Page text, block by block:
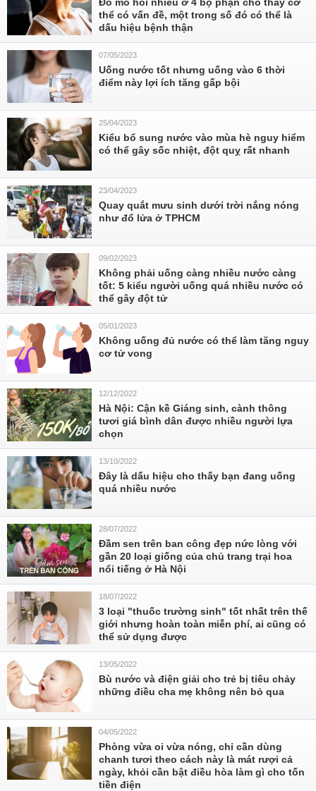
thể có vấn đề, một trong số đó có thể là
dấu hiệu bệnh thận
07/05/2023
Uống nước tốt nhưng uống vào 6 thời
điểm này lợi ích tăng gấp bội
25/04/2023
Kiểu bổ sung nước vào mùa hè nguy hiểm
có thể gây sốc nhiệt, đột quỵ rất nhanh
23/04/2023
Quay quắt mưu sinh dưới trời nắng nóng
như đổ lửa ở TPHCM
09/02/2023
Không phải uống càng nhiều nước càng
tốt: 5 kiểu người uống quá nhiều nước có
thể gây đột tử
05/01/2023
Không uống đủ nước có thể làm tăng nguy
cơ tử vong
12/12/2022
Hà Nội: Cận kề Giáng sinh, cành thông
tươi giá bình dân được nhiều người lựa
chọn
13/10/2022
Đây là dấu hiệu cho thấy bạn đang uống
quá nhiều nước
28/07/2022
Đầm sen trên ban công đẹp nức lòng với
gần 20 loại giống của chủ trang trại hoa
nổi tiếng ở Hà Nội
18/07/2022
3 loại "thuốc trường sinh" tốt nhất trên thế
giới nhưng hoàn toàn miễn phí, ai cũng có
thể sử dụng được
13/05/2022
Bù nước và điện giải cho trẻ bị tiêu chảy
những điều cha mẹ không nên bỏ qua
04/05/2022
Phòng vừa oi vừa nóng, chỉ cần dùng
chanh tươi theo cách này là mát rượi cả
ngày, khỏi cần bật điều hòa làm gì cho tốn
tiền điện